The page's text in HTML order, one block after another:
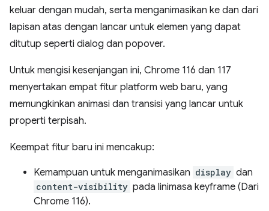
keluar dengan mudah, serta menganimasikan ke dan dari
lapisan atas dengan lancar untuk elemen yang dapat
ditutup seperti dialog dan popover.
Untuk mengisi kesenjangan ini, Chrome 116 dan 117
menyertakan empat fitur platform web baru, yang
memungkinkan animasi dan transisi yang lancar untuk
properti terpisah.
Keempat fitur baru ini mencakup:
Kemampuan untuk menganimasikan display dan
content-visibility pada linimasa keyframe (Dari
Chrome 116).